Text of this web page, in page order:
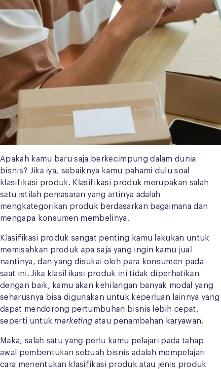
Apakah kamu baru saja berkecimpung dalam dunia
bisnis? Jika iya, sebaiknya kamu pahami dulu soal
klasifikasi produk. Klasifikasi produk merupakan salah
satu istilah pemasaran yang artinya adalah
mengkategorikan produk berdasarkan bagaimana dan
mengapa konsumen membelinya.
Klasifikasi produk sangat penting kamu lakukan untuk
memisahkan produk apa saja yang ingin kamu jual
nantinya, dan yang disukai oleh para konsumen pada
saat ini. Jika klasifikasi produk ini tidak diperhatikan
dengan baik, kamu akan kehilangan banyak modal yang
seharusnya bisa digunakan untuk keperluan lainnya yang
dapat mendorong pertumbuhan bisnis lebih cepat,
seperti untukmarketing atau penambahan karyawan.
Maka, salah satu yang perlu kamu pelajari pada tahap
awal pembentukan sebuah bisnis adalah mempelajari
cara menentukan klasifikasi produk atau jenis produk